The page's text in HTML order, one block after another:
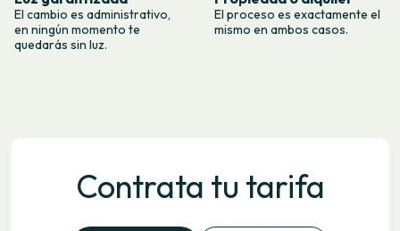
El cambio es administrativo,
en ningún momento te
quedarás sin luz.
El proceso es exactamente el
mismo en ambos casos.
Contrata tu tarifa